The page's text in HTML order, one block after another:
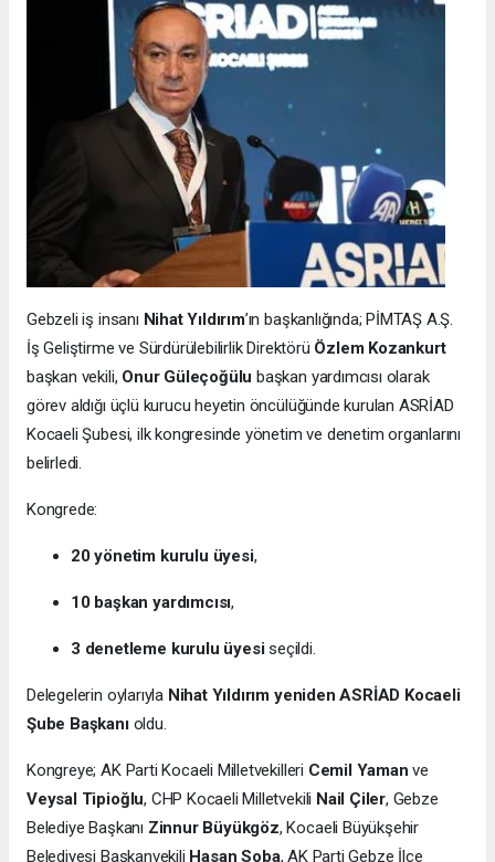
Gebzeli iş insanı Nihat Yıldırım’ın başkanlığında; PİMTAŞ A.Ş.
İş Geliştirme ve Sürdürülebilirlik Direktörü Özlem Kozankurt
başkan vekili, Onur Güleçoğülu başkan yardımcısı olarak
görev aldığı üçlü kurucu heyetin öncülüğünde kurulan ASRİAD
Kocaeli Şubesi, ilk kongresinde yönetim ve denetim organlarını
belirledi.
Kongrede:
20 yönetim kurulu üyesi,
10 başkan yardımcısı,
3 denetleme kurulu üyesiseçildi.
Delegelerin oylarıyla Nihat Yıldırım yeniden ASRİAD Kocaeli
Şube Başkanıoldu.
Kongreye; AK Parti Kocaeli Milletvekilleri Cemil Yaman ve
Veysal Tipioğlu, CHP Kocaeli Milletvekili Nail Çiler, Gebze
Belediye Başkanı Zinnur Büyükgöz, Kocaeli Büyükşehir
Belediyesi Başkanvekili Hasan Soba, AK Parti Gebze İlçe